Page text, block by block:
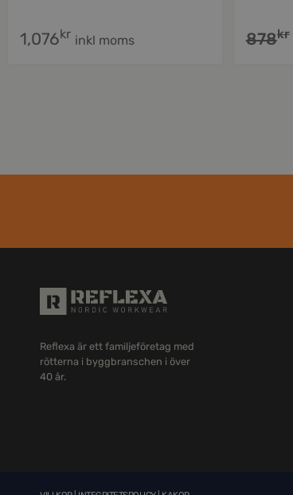
1,076kr inkl moms 878kr
Reflexa är ett familjeföretag med
rötterna i byggbranschen i över
40 år.